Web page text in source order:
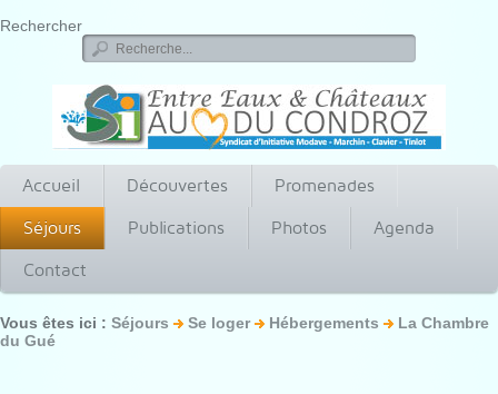
Rechercher
Accueil Découvertes
Promenades
Séjours
Publications Photos
Agenda
Contact
Vous êtes ici : Séjours Se loger Hébergements
La Chambre
du Gué